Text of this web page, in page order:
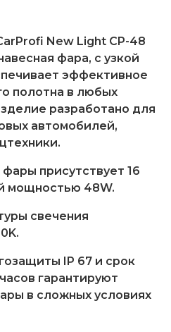
New Light CP-48
фара, с узкой
эффективное
полотна в любых
разработано для
автомобилей,
присутствует 16
мощностью 48W.
свечения
IP 67 и срок
гарантируют
в сложных условиях